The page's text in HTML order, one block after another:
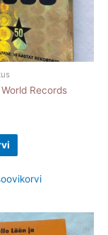
Records